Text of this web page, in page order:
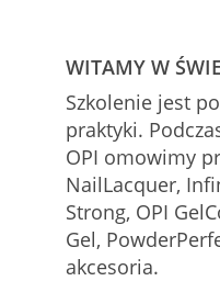
WITAMY W
Szkolenie jest
praktyki.
OPI omowimy
NailLacquer,
Strong, OPI
Gel,
akcesoria.